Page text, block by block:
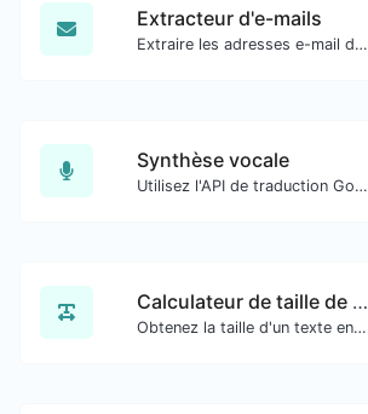
Extracteur d'e-mails
Extraire les adresses e-mail de tout type de contenu textuel.
Synthèse vocale
Utilisez l'API de traduction Google pour générer de l'audio de synthèse vocale.
Calculateur de taille de texte
Obtenez la taille d'un texte en octets (B), kilooctets (KB) ou mégaoctets (MB).